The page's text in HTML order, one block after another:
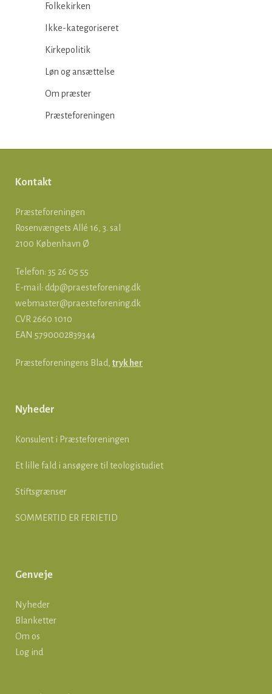
Folkekirken
Ikke-kategoriseret
Kirkepolitik
Løn og ansættelse
Om præster
Præsteforeningen
Kontakt
Præsteforeningen
Rosenvængets Allé 16, 3. sal
2100 København Ø
Telefon: 35 26 05 55
E-mail: ddp@praesteforening.dk
webmaster@praesteforening.dk
CVR 2660 1010
EAN 5790002839344
Præsteforeningens Blad, tryk her
Nyheder
Konsulent i Præsteforeningen
Et lille fald i ansøgere til teologistudiet
Stiftsgrænser
SOMMERTID ER FERIETID
Genveje
Nyheder
Blanketter
Om os
Log ind